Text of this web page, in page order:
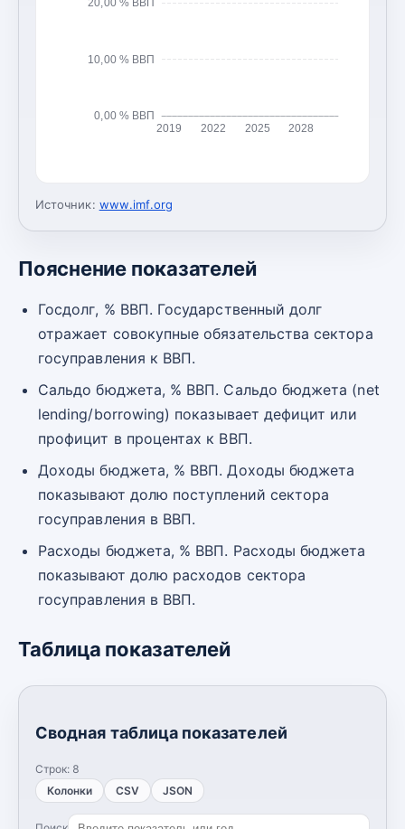
0,00 % ВВП
10,00 % ВВП
2019 2022 2025 2028
Источник: www.imf.org
Пояснение показателей
Госдолг, % ВВП. Государственный долг
отражает совокупные обязательства сектора
госуправления к ВВП.
Сальдо бюджета, % ВВП. Сальдо бюджета (net
lending/borrowing) показывает дефицит или
профицит в процентах к ВВП.
Доходы бюджета, % ВВП. Доходы бюджета
показывают долю поступлений сектора
госуправления в ВВП.
Расходы бюджета, % ВВП. Расходы бюджета
показывают долю расходов сектора
госуправления в ВВП.
Таблица показателей
Сводная таблица показателей
Строк: 8
Колонки
CSV JSON